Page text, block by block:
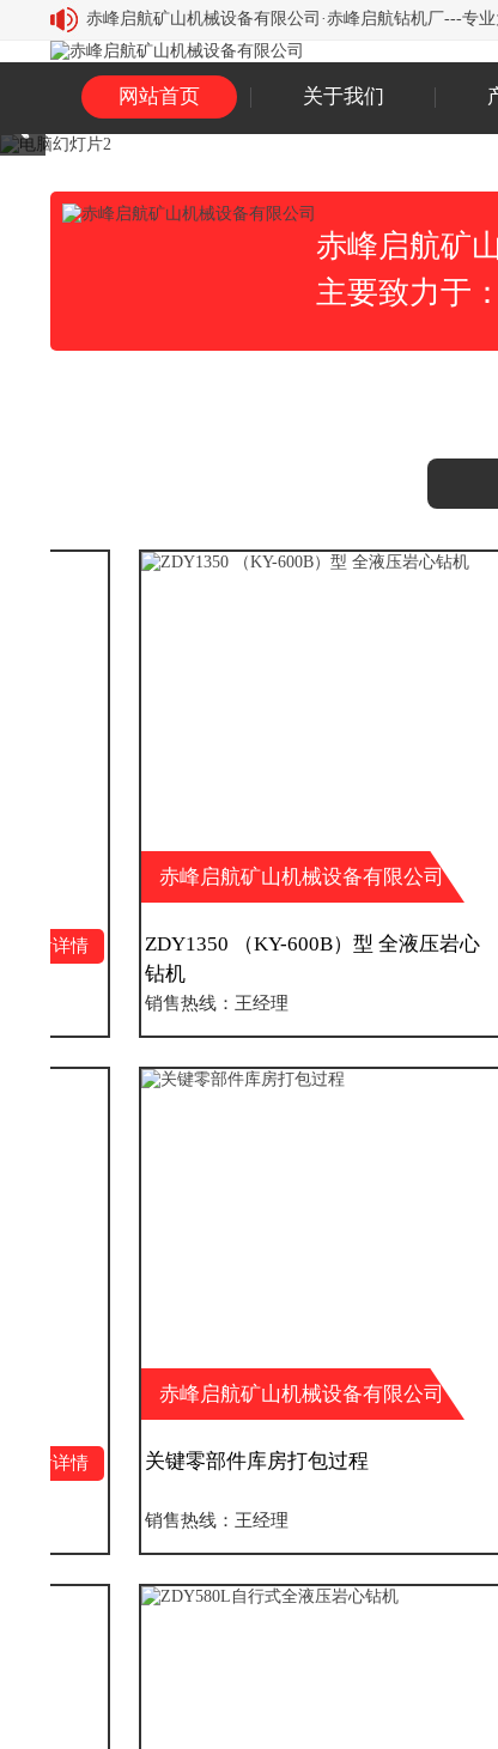
赤峰启航矿山机械设备有限公司·赤峰启航钻机厂---专
网站首页 关于我们
赤峰启航矿
主要致力于
赤峰启航矿山机械设备有限公司
ZDY1350 （KY-600B）型 全液压岩心
查看详
销售热线：王经理
赤峰启航矿山机械设备有限公司
关键零部件库房打包过程
销售热线：王经理